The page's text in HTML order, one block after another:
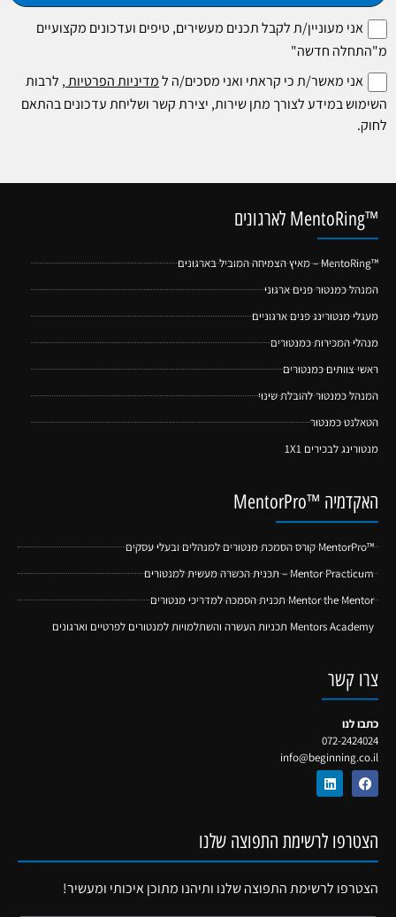
אני מעוניין/ת לקבל תכנים מעשירים, טיפים ועדכונים מקצועיים
מ"התחלה חדשה"
אני מאשר/ת כי קראתי ואני מסכים/ה למדיניות הפרטיות , לרבות
השימוש במידע לצורך מתן שירות, יצירת קשר ושליחת עדכונים בהתאם
לחוק.
™MentoRing לארגונים
™MentoRing – מאיץ הצמיחה המוביל בארגונים
המנהל כמנטור פנים ארגוני
מעגלי מנטורינג פנים ארגוניים
מנהלי המכירות כמנטורים
ראשי צוותים כמנטורים
המנהל כמנטור להובלת שינוי
הטאלנט כמנטור
מנטורינג לבכירים 1X1
האקדמיה ™MentorPro
™MentorPro קורס הסמכת מנטורים למנהלים ובעלי עסקים
Mentor Practicum – תכנית הכשרה מעשית למנטורים
Mentor the Mentor תכנית הסמכה למדריכי מנטורים
Mentors Academy תכניות העשרה והשתלמויות למנטורים לפרטיים וארגונים
צרו קשר
כתבו לנו
072-2424024
info@beginning.co.il
הצטרפו לרשימת התפוצה שלנו
הצטרפו לרשימת התפוצה שלנו ותיהנו מתוכן איכותי ומעשיר!